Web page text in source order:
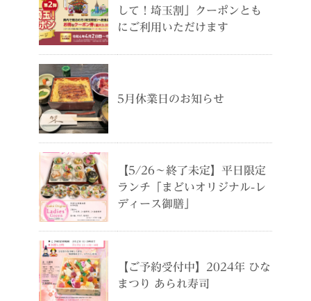
して！埼玉割」クーポンとも
にご利用いただけます
5月休業日のお知らせ
【5/26～終了未定】平日限定
ランチ「まどいオリジナル-レ
ディース御膳」
【ご予約受付中】2024年 ひな
まつり あられ寿司